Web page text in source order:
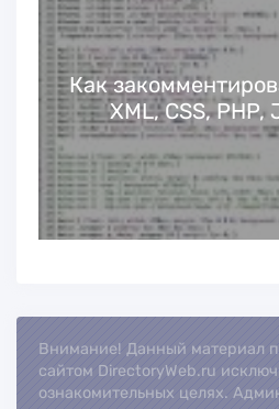
Как
XML, CSS,
Внимание! Данный материал
сайтом DirectoryWeb.ru
ознакомительных целях.